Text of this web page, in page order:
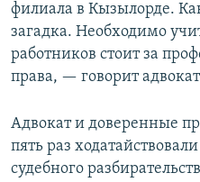
филиала в Кызылорде.
загадка. Необходимо
работников стоит за
права, — говорит
Адвокат и доверенные
пять раз
судебного